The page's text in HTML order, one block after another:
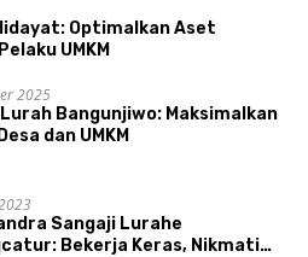
Optimalkan Aset
UMKM
2025
Lurah Bangunjiwo: Maksimalkan
dan UMKM
Sangaji Lurahe
Bekerja Keras, Nikmati